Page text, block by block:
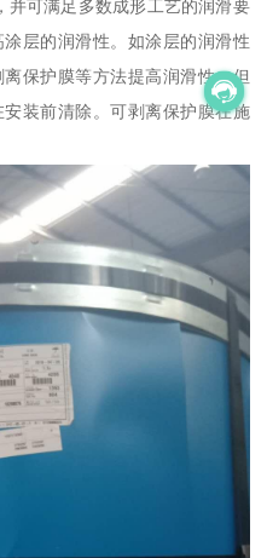
并可满足多数成形工艺的润滑要
层的润滑性。如涂层的润滑性
保护膜等方法提高润滑性。但
装前清除。可剥离保护膜在施